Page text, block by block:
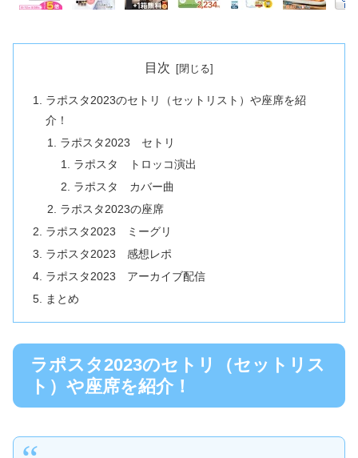
目次
ラポスタ2023のセトリ（セットリスト）や座席を紹
介！
ラポスタ2023 セトリ
ラポスタ トロッコ演出
ラポスタ カバー曲
ラポスタ2023の座席
ラポスタ2023 ミーグリ
ラポスタ2023 感想レポ
ラポスタ2023 アーカイブ配信
まとめ
ラポスタ2023のセトリ（セットリス
ト）や座席を紹介！